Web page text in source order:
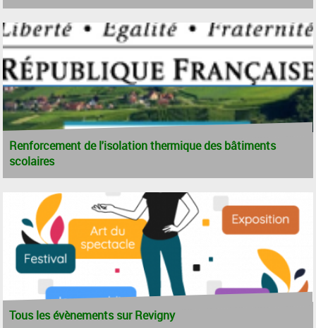
Renforcement de l'isolation thermique des bâtiments
scolaires
Tous les évènements sur Revigny